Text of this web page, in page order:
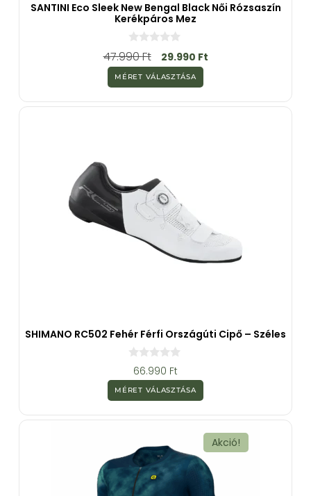
SANTINI Eco Sleek New Bengal Black Női Rózsaszín
Kerékpáros Mez
0
a
5
-
b
ő
47.990Ft 29.990 Ft
MÉRET VÁLASZTÁSA
SHIMANO RC502 Fehér Férfi Országúti Cipő – Széles
z
5
b
66.990 Ft
MÉRET VÁLASZTÁSA
Akció!